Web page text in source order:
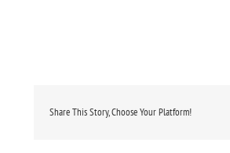
Share This Story, Choose Your Platform!